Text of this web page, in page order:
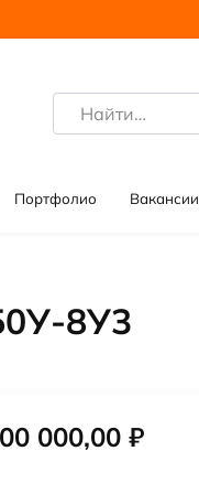
Search
for:
Портфолио Вакансии
8У3
000,00 ₽